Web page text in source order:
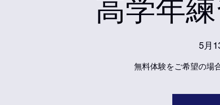
高学年
5月
無料体験をご希望の場